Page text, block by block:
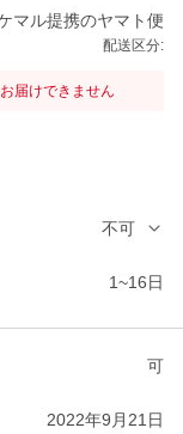
マル提携のヤマト便
配送区分:
届けできません
不可
1~16日
可
2022年9月21日